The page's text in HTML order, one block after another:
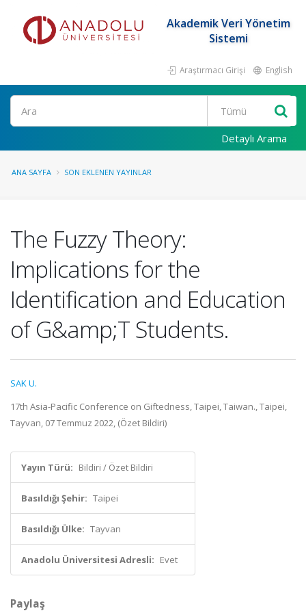
Akademik Veri Yönetim
Sistemi
Araştırmacı Girişi English
Ara
Detaylı Arama
ANA SAYFA SON EKLENEN YAYINLAR
The Fuzzy Theory:
Implications for the
Identification and Education
of G&amp;T Students.
SAK U.
17th Asia-Pacific Conference on Giftedness, Taipei, Taiwan., Taipei,
Tayvan, 07 Temmuz 2022, (Özet Bildiri)
Yayın Türü: Bildiri / Özet Bildiri
Basıldığı Şehir: Taipei
Basıldığı Ülke: Tayvan
Anadolu Üniversitesi Adresli: Evet
Paylaş